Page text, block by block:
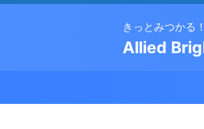
きっとみつかる
Allied